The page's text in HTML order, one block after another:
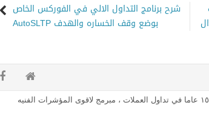
شرح برنامج التداول الالي في الفوركس الخاص
بوضع وقف الخساره والهدف AutoSLTP
محلل فني معتمد وخبره اكثر من ١٥ عاما في تداول العملات ، مبرمج لاقوى المؤشرات الفنيه